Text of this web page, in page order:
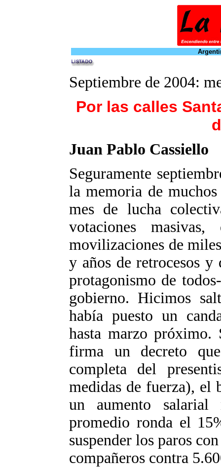
Septiembre de 2004:
Por las calles
Juan Pablo Cassiello
Seguramente
la memoria de
mes de lucha
votaciones
movilizaciones de
y años de retrocesos
protagonismo de
gobierno. Hicimos
había puesto un
hasta marzo
firma un decreto
completa del
medidas de fuerza), el
un aumento
promedio ronda el
suspender los paros
compañeros contra